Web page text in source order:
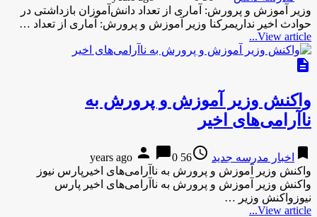
وزیر آموزش و پرورش: آماری از تعداد دانش‌آموزان بازداشتی در
حوادث اخیر نداریمرکنا وزیر آموزش و پرورش: آماری از تعداد …
View article...
description
واکنش وزیر آموزش و پرورش به
ناآرامی‌های اخیر
bookmark اخبار مدرسه جدید access_time
56 years ago
person chat_bubble0
واکنش وزیر آموزش و پرورش به ناآرامی‌های اخیرپارس نیوز
واکنش وزیر آموزش و پرورش به ناآرامی‌های اخیر پارس
نیوزواکنش وزیر …
View article...